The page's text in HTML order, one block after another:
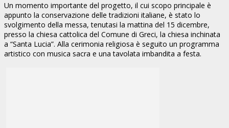
Un momento importante del progetto, il cui scopo principale è
appunto la conservazione delle tradizioni italiane, è stato lo
svolgimento della messa, tenutasi la mattina del 15 dicembre,
presso la chiesa cattolica del Comune di Greci, la chiesa inchinata
a “Santa Lucia”. Alla cerimonia religiosa è seguito un programma
artistico con musica sacra e una tavolata imbandita a festa.